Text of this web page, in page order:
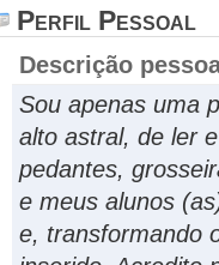
Perfil Pessoal
Descrição
Sou apenas uma
alto astral, de ler
pedantes,
e meus alunos
e, transformando